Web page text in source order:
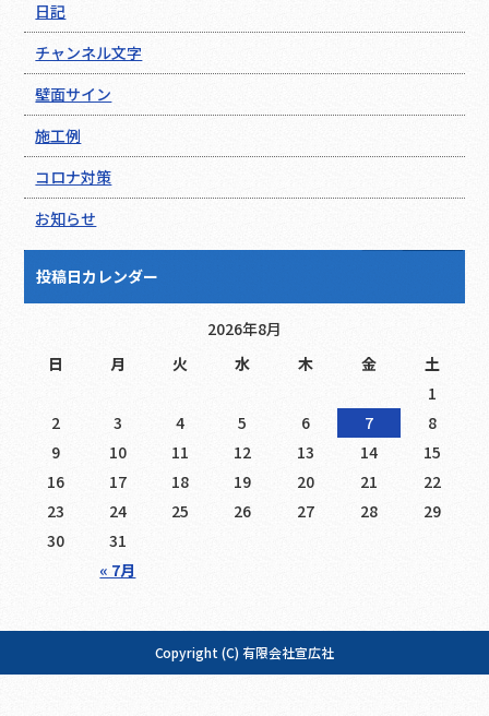
日記
チャンネル文字
壁面サイン
施工例
コロナ対策
お知らせ
投稿日カレンダー
2026年8月
日
月 火 水 木 金 土
« 7月
1
2
3 4 5 6 7
8
9
10 11 12 13 14
15
16
17 18 19 20 21
22
23
24 25 26 27 28
29
30
31
Copyright (C) 有限会社宣広社